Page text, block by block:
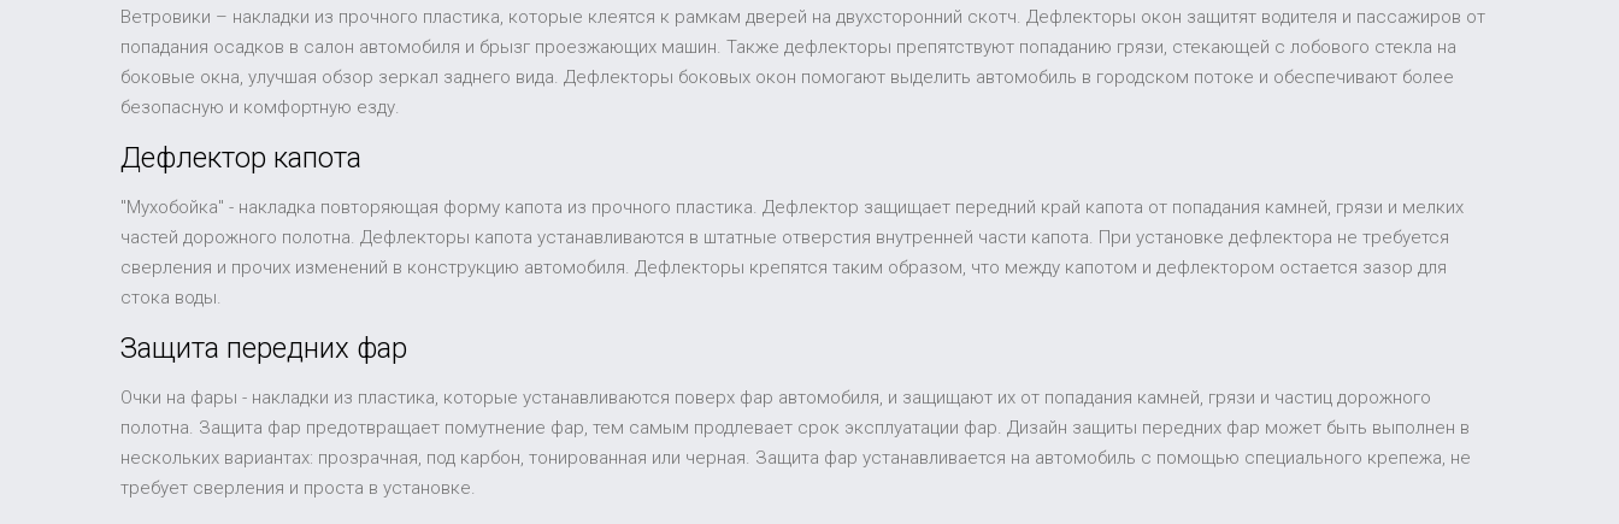
Ветровики – накладки из прочного пластика, которые клеятся к рамкам дверей на двухсторонний скотч. Дефлекторы окон защитят водителя и пассажиров от
попадания осадков в салон автомобиля и брызг проезжающих машин. Также дефлекторы препятствуют попаданию грязи, стекающей с лобового стекла на
боковые окна, улучшая обзор зеркал заднего вида. Дефлекторы боковых окон помогают выделить автомобиль в городском потоке и обеспечивают более
безопасную и комфортную езду.
Дефлектор капота
"Мухобойка" - накладка повторяющая форму капота из прочного пластика. Дефлектор защищает передний край капота от попадания камней, грязи и мелких
частей дорожного полотна. Дефлекторы капота устанавливаются в штатные отверстия внутренней части капота. При установке дефлектора не требуется
сверления и прочих изменений в конструкцию автомобиля. Дефлекторы крепятся таким образом, что между капотом и дефлектором остается зазор для
стока воды.
Защита передних фар
Очки на фары - накладки из пластика, которые устанавливаются поверх фар автомобиля, и защищают их от попадания камней, грязи и частиц дорожного
полотна. Защита фар предотвращает помутнение фар, тем самым продлевает срок эксплуатации фар. Дизайн защиты передних фар может быть выполнен в
нескольких вариантах: прозрачная, под карбон, тонированная или черная. Защита фар устанавливается на автомобиль с помощью специального крепежа, не
требует сверления и проста в установке.